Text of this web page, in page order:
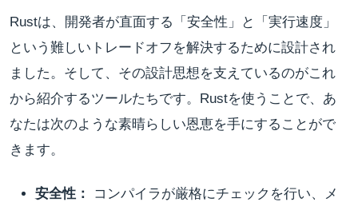
Rustは、開発者が直面する「安全性」と「実行速度」
という難しいトレードオフを解決するために設計され
ました。そして、その設計思想を支えているのがこれ
から紹介するツールたちです。Rustを使うことで、あ
なたは次のような素晴らしい恩恵を手にすることがで
きます。
安全性：
コンパイラが厳格にチェックを行い、メ